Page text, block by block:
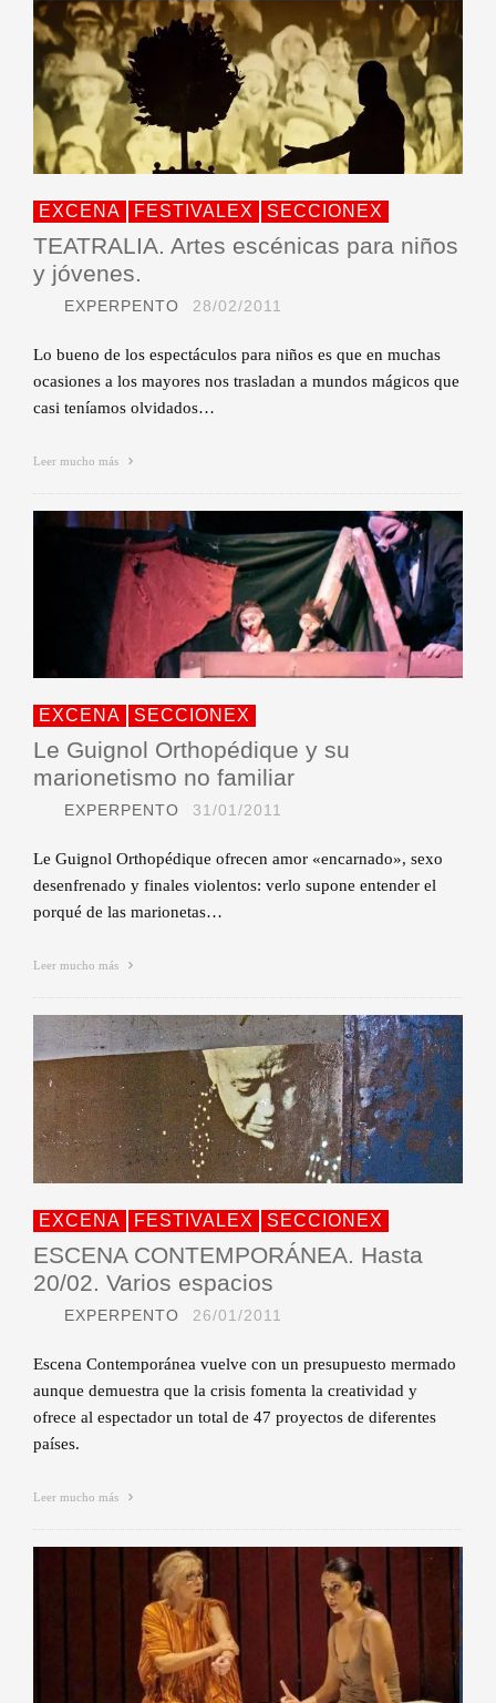
EXCENA FESTIVALEX SECCIONEX
TEATRALIA. Artes escénicas para niños
y jóvenes.
EXPERPENTO 28/02/2011
Lo bueno de los espectáculos para niños es que en muchas
ocasiones a los mayores nos trasladan a mundos mágicos que
casi teníamos olvidados…
Leer mucho más
EXCENA SECCIONEX
Le Guignol Orthopédique y su
marionetismo no familiar
EXPERPENTO 31/01/2011
Le Guignol Orthopédique ofrecen amor «encarnado», sexo
desenfrenado y finales violentos: verlo supone entender el
porqué de las marionetas…
Leer mucho más
EXCENA FESTIVALEX SECCIONEX
ESCENA CONTEMPORÁNEA. Hasta
20/02. Varios espacios
EXPERPENTO 26/01/2011
Escena Contemporánea vuelve con un presupuesto mermado
aunque demuestra que la crisis fomenta la creatividad y
ofrece al espectador un total de 47 proyectos de diferentes
países.
Leer mucho más